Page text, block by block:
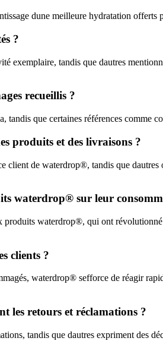
dune meilleure hydratation
?
exemplaire, tandis que dautres
recueillis ?
que certaines références comme
produits et des livraisons ?
de waterdrop®, tandis que
waterdrop® sur leur
waterdrop®, qui ont
clients ?
waterdrop® sefforce de réagir
les retours et réclamations ?
tandis que dautres expriment des